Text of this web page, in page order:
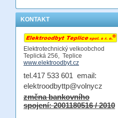
KONTAKT
Elektrotechnický velkoobchod
Teplická 256, Teplice
www.elektroodbyt.cz
tel.417 533 601 email:
elektroodbyttp@volnycz
změna bankovního
spojení: 2001180516 / 2010